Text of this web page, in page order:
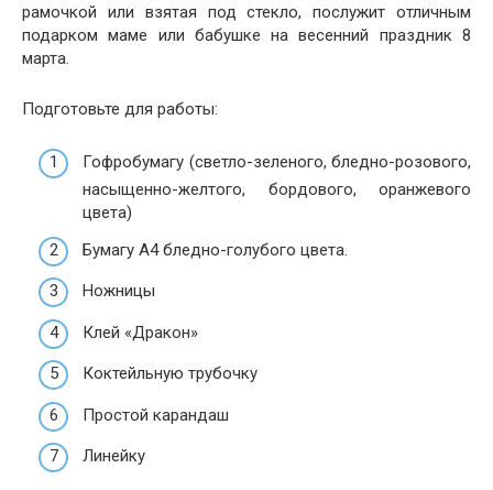
рамочкой или взятая под стекло, послужит отличным
подарком маме или бабушке на весенний праздник 8
марта.
Подготовьте для работы:
Гофробумагу (светло-зеленого, бледно-розового,
насыщенно-желтого, бордового, оранжевого
цвета)
Бумагу А4 бледно-голубого цвета.
Ножницы
Клей «Дракон»
Коктейльную трубочку
Простой карандаш
Линейку